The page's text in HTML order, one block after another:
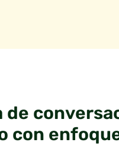
de
con